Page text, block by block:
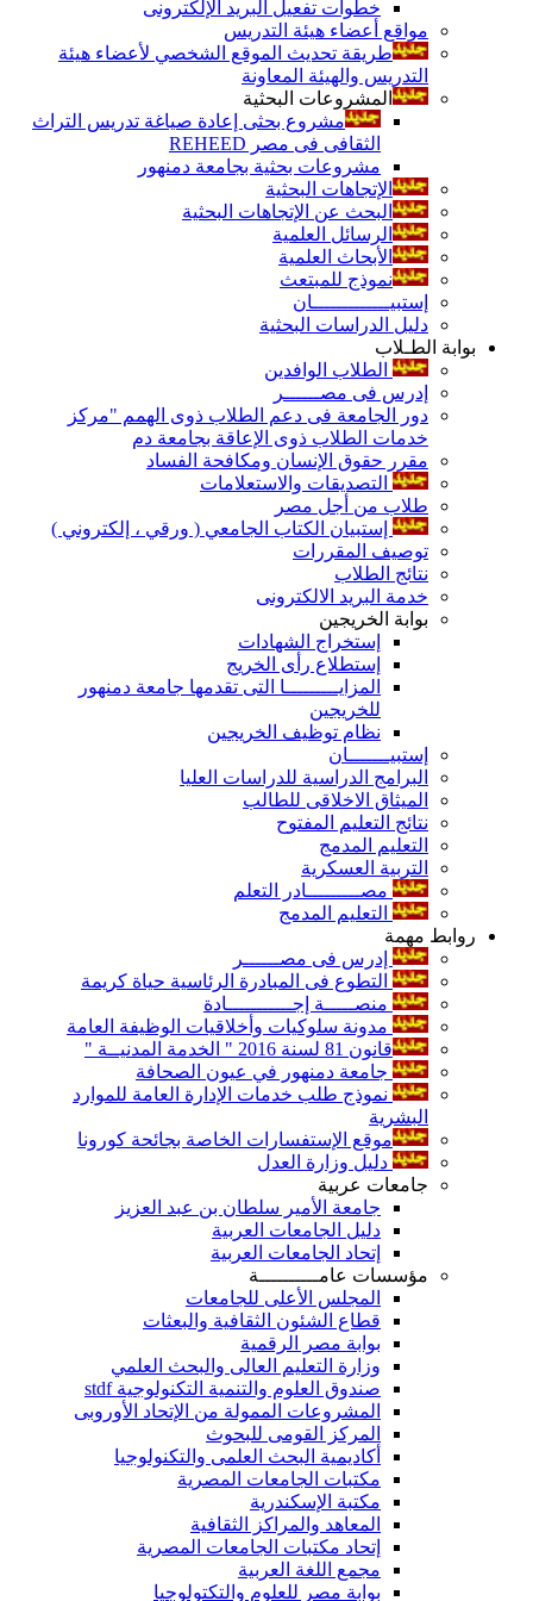
خطوات تفعيل البريد الإلكترونى
مواقع أعضاء هيئة التدريس
طريقة تحديث الموقع الشخصي لأعضاء هيئة
التدريس والهيئة المعاونة
المشروعات البحثية
مشروع بحثى إعادة صياغة تدريس التراث
الثقافى فى مصر REHEED
مشروعات بحثية بجامعة دمنهور
الإتجاهات البحثية
البحث عن الإتجاهات البحثية
الرسائل العلمية
الأبحاث العلمية
نموذج للمبتعث
إستبيـــــــــــــان
دليل الدراسات البحثية
بوابة الطـلاب
الطلاب الوافدين
إدرس فى مصــــــر
دور الجامعة فى دعم الطلاب ذوى الهمم "مركز
خدمات الطلاب ذوى الإعاقة بجامعة دم
مقرر حقوق الإنسان ومكافحة الفساد
التصديقات والاستعلامات
طلاب من أجل مصر
إستبيان الكتاب الجامعي ( ورقي ، إلكتروني )
توصيف المقررات
نتائج الطلاب
خدمة البريد الالكترونى
بوابة الخريجين
إستخراج الشهادات
إستطلاع رأى الخريج
المزايـــــــــا التى تقدمها جامعة دمنهور
للخريجين
نظام توظيف الخريجين
إستبيـــــــان
البرامج الدراسية للدراسات العليا
الميثاق الاخلاقى للطالب
نتائج التعليم المفتوح
التعليم المدمج
التربية العسكرية
مصـــــــــادر التعلم
التعليم المدمج
روابط مهمة
إدرس فى مصــــــر
التطوع فى المبادرة الرئاسية حياة كريمة
منصـــــة إجـــــــــــادة
مدونة سلوكيات وأخلاقيات الوظيفة العامة
قانون 81 لسنة 2016 " الخدمة المدنيــة "
جامعة دمنهور في عيون الصحافة
نموذج طلب خدمات الإدارة العامة للموارد
البشرية
موقع الإستفسارات الخاصة بجائحة كورونا
دليل وزارة العدل
جامعات عربية
جامعة الأمير سلطان بن عبد العزيز
دليل الجامعات العربية
إتحاد الجامعات العربية
مؤسسات عامــــــــــة
المجلس الأعلى للجامعات
قطاع الشئون الثقافية والبعثات
بوابة مصر الرقمية
وزارة التعليم العالى والبحث العلمي
صندوق العلوم والتنمية التكنولوجية stdf
المشروعات الممولة من الإتحاد الأوروبى
المركز القومى للبحوث
أكاديمية البحث العلمى والتكنولوجيا
مكتبات الجامعات المصرية
مكتبة الإسكندرية
المعاهد والمراكز الثقافية
إتحاد مكتبات الجامعات المصرية
مجمع اللغة العربية
بوابة مصر للعلوم والتكتولوجيا